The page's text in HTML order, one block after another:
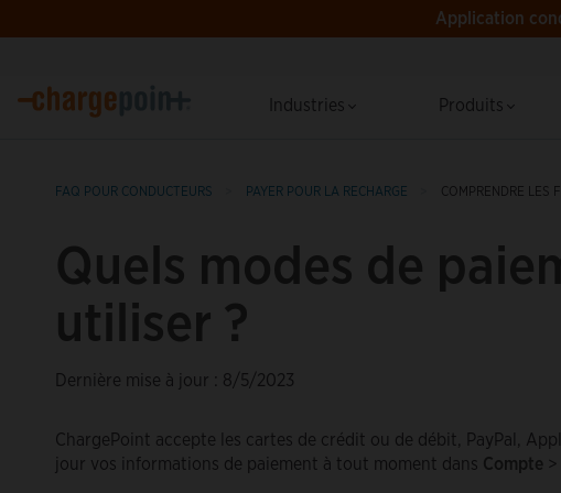
Application
Industries Produits
FAQ POUR CONDUCTEURS PAYER POUR LA RECHARGE COMPRENDRE LES
Quels modes de
utiliser ?
Dernière mise à jour : 8/5/2023
ChargePoint accepte les cartes de crédit ou de débit, PayPal,
jour vos informations de paiement à tout moment dans Compte >